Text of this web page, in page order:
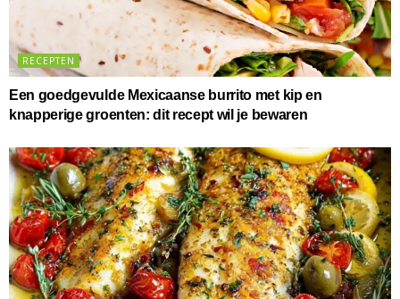
RECEPTEN
Een goedgevulde Mexicaanse burrito met kip en
knapperige groenten: dit recept wil je bewaren